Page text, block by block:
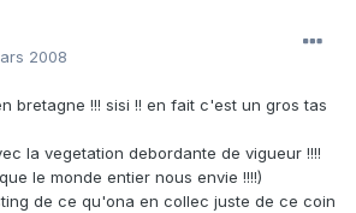
2008
bretagne !!! sisi !! en fait c'est un gros tas
la vegetation debordante de vigueur !!!!
le monde entier nous envie !!!!)
de ce qu'ona en collec juste de ce coin